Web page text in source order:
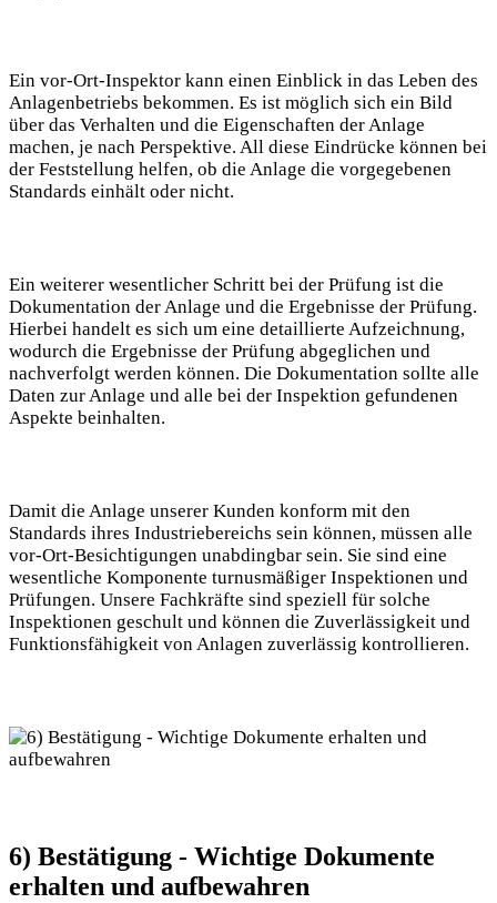
Ein vor-Ort-Inspektor kann ⁣einen Einblick in das Leben des
Anlagenbetriebs bekommen. Es ist​ möglich sich ein Bild​
über das Verhalten und⁤ die Eigenschaften der Anlage
machen,‍ je nach‌ Perspektive. ​All ​diese Eindrücke können ⁤bei
der Feststellung​ helfen, ob die Anlage die vorgegebenen
Standards einhält oder nicht.
Ein weiterer wesentlicher⁢ Schritt bei der Prüfung ist ⁣die
Dokumentation ⁣der‌ Anlage und die Ergebnisse der Prüfung.
Hierbei handelt es sich um eine detaillierte Aufzeichnung,
‍wodurch die⁤ Ergebnisse der Prüfung abgeglichen und
nachverfolgt werden können. ⁤Die Dokumentation sollte alle
Daten zur Anlage ⁤und alle bei der Inspektion gefundenen
Aspekte​ beinhalten.
Damit die Anlage ⁤unserer Kunden konform mit den
Standards ihres Industriebereichs ⁤sein können, müssen alle
vor-Ort-Besichtigungen unabdingbar sein. ​Sie sind eine
wesentliche Komponente ‍turnusmäßiger Inspektionen und
Prüfungen.‍ Unsere​ Fachkräfte ‍sind speziell für solche
Inspektionen geschult und können die​ Zuverlässigkeit und
Funktionsfähigkeit von⁣ Anlagen ‍zuverlässig kontrollieren.
6) Bestätigung -⁤ Wichtige Dokumente
erhalten und aufbewahren